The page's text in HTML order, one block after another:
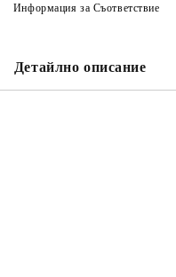
Информация за Съответствие
Детайлно описание